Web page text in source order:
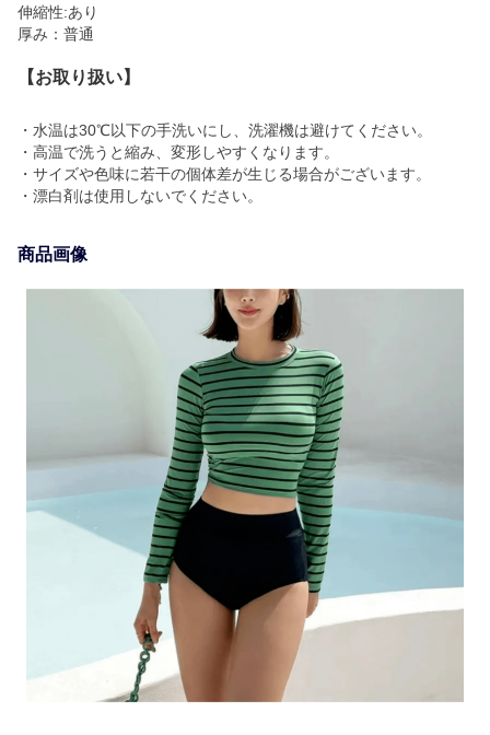
伸縮性:あり
厚み：普通
【お取り扱い】
・水温は30℃以下の手洗いにし、洗濯機は避けてください。
・高温で洗うと縮み、変形しやすくなります。
・サイズや色味に若干の個体差が生じる場合がございます。
・漂白剤は使用しないでください。
商品画像